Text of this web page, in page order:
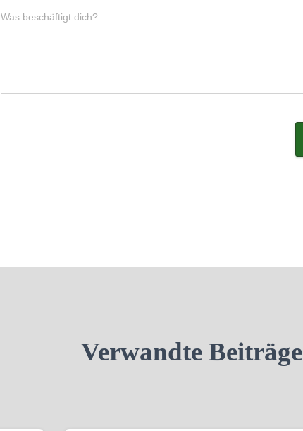
Was beschäftigt dich?
Verwandte Beiträge